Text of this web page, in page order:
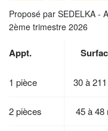
Proposé par SEDELKA -
2ème trimestre 2026
Appt.
1 pièce 30 à
2 pièces 45 à 48